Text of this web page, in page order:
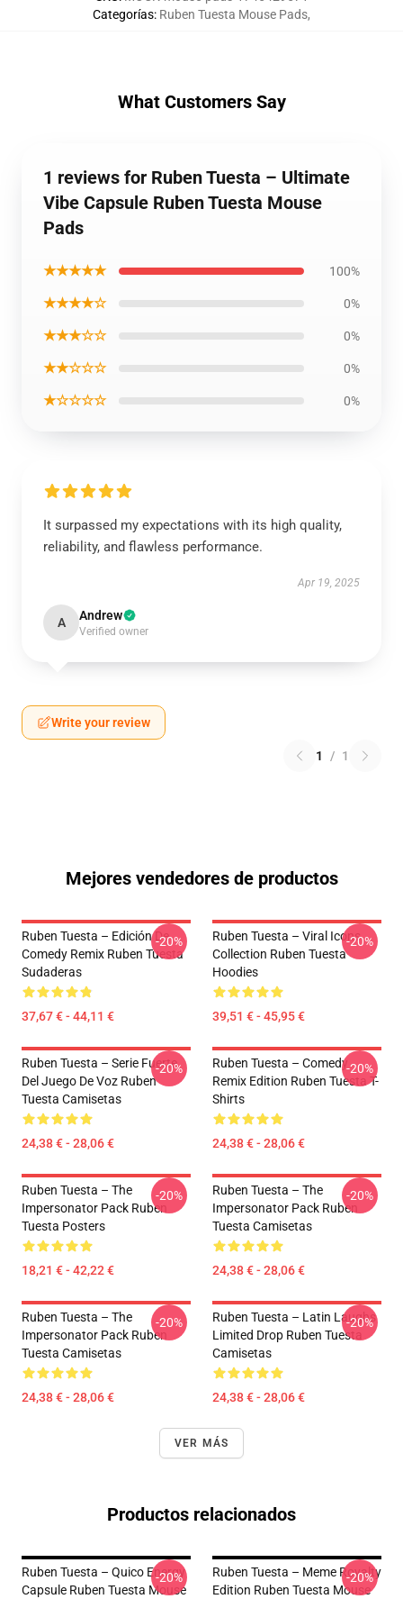
Categorías: Ruben Tuesta Mouse Pads,
What Customers Say
1 reviews for Ruben Tuesta – Ultimate
Vibe Capsule Ruben Tuesta Mouse
Pads
★★★★★ 100%
★★★★☆ 0%
★★★☆☆ 0%
★★☆☆☆ 0%
★☆☆☆☆ 0%
It surpassed my expectations with its high quality,
reliability, and flawless performance.
Apr 19, 2025
A Andrew
Verified owner
Write your review
1 / 1
Mejores vendedores de productos
Ruben Tuesta – Edición De
Comedy Remix Ruben Tuesta
Sudaderas
37,67 € - 44,11 €
-20%
Ruben Tuesta – Viral Icons
Collection Ruben Tuesta
Hoodies
39,51 € - 45,95 €
-20%
Ruben Tuesta – Serie Fuerte
Del Juego De Voz Ruben
Tuesta Camisetas
24,38 € - 28,06 €
-20%
Ruben Tuesta – Comedy
Remix Edition Ruben Tuesta T-
Shirts
24,38 € - 28,06 €
-20%
Ruben Tuesta – The
Impersonator Pack Ruben
Tuesta Posters
18,21 € - 42,22 €
-20%
Ruben Tuesta – The
Impersonator Pack Ruben
Tuesta Camisetas
24,38 € - 28,06 €
-20%
Ruben Tuesta – The
Impersonator Pack Ruben
Tuesta Camisetas
24,38 € - 28,06 €
-20%
Ruben Tuesta – Latin Laughs
Limited Drop Ruben Tuesta
Camisetas
24,38 € - 28,06 €
-20%
VER MÁS
Productos relacionados
Ruben Tuesta – Quico Energy
Capsule Ruben Tuesta Mouse
-20%
Ruben Tuesta – Meme Royalty
Edition Ruben Tuesta Mouse
-20%